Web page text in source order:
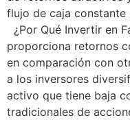
flujo de caja constante
¿Por Qué Invertir en
proporciona retornos
en comparación con
a los inversores
activo que tiene baja
tradicionales de